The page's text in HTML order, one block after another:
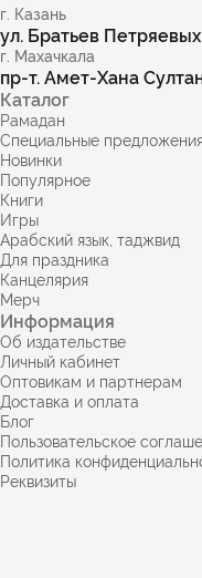
г. Казань
ул. Братьев
г. Махачкала
пр-т. Амет-Хана
Каталог
Рамадан
Специальные
Новинки
Популярное
Книги
Игры
Арабский язык, таджвид
Для праздника
Канцелярия
Мерч
Информация
Об издательстве
Личный кабинет
Оптовикам и партнерам
Доставка и оплата
Блог
Пользовательское
Политика
Реквизиты